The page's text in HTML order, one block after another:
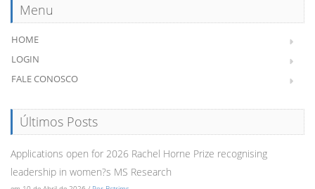
Menu
HOME
LOGIN
FALE CONOSCO
Últimos Posts
Applications open for 2026 Rachel Horne Prize recognising
leadership in women?s MS Research